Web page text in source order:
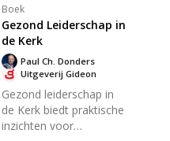
Boek
Gezond Leiderschap in
de Kerk
Uitgeverij Gideon
Paul Ch. Donders
Gezond leiderschap in
de Kerk biedt praktische
inzichten voor